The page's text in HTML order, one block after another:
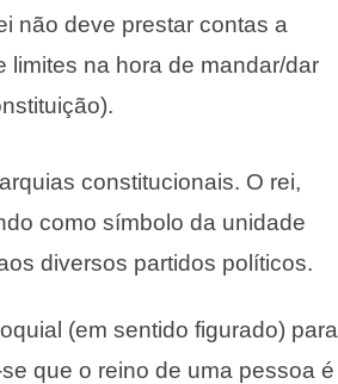
não deve prestar contas a
limites na hora de mandar/dar
constitucionais. O rei,
como símbolo da unidade
diversos partidos políticos.
(em sentido figurado) para
que o reino de uma pessoa é